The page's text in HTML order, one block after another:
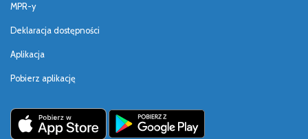
MPR-y
Deklaracja dostępności
Aplikacja
Pobierz aplikację